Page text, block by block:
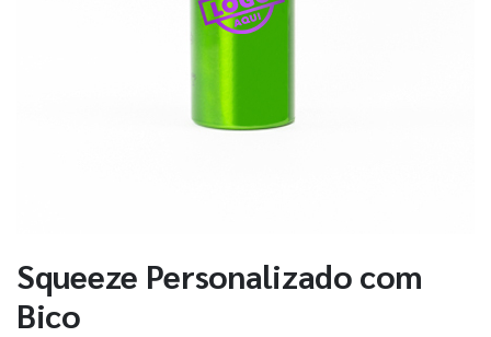
Squeeze Personalizado com
Bico